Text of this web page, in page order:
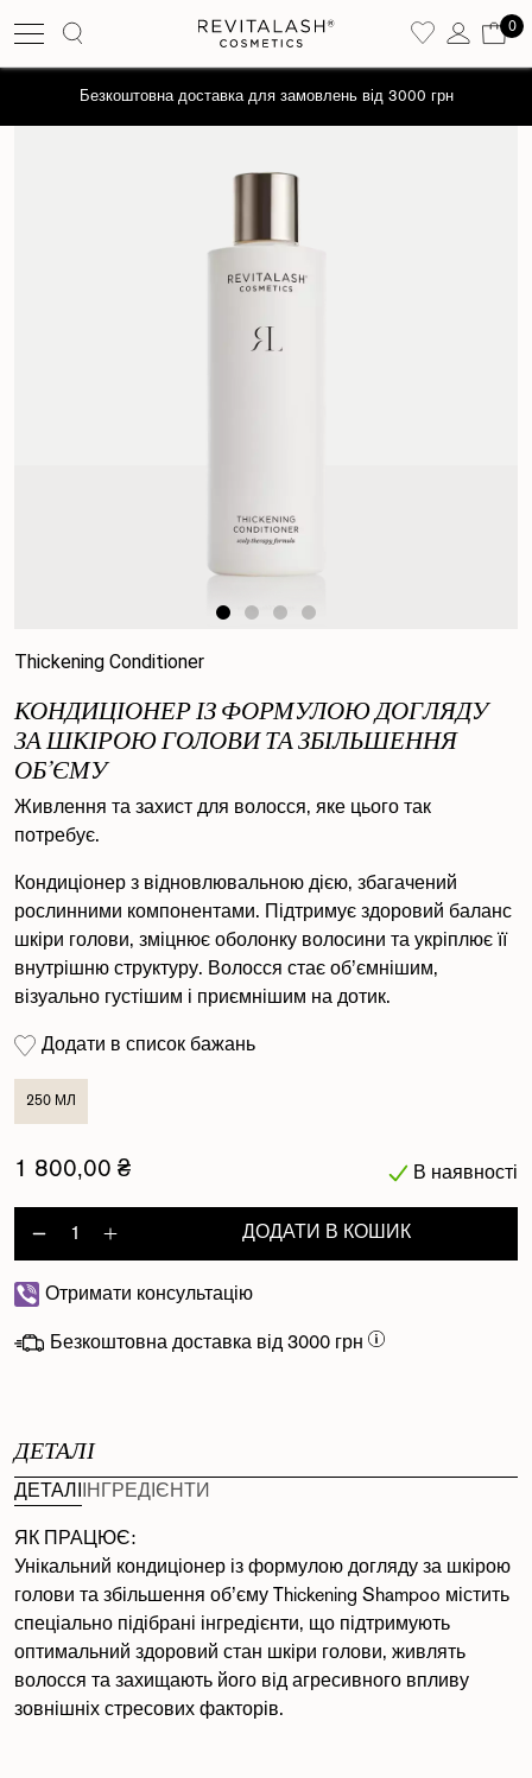
0
Безкоштовна доставка для замовлень від 3000 грн
Thickening Conditioner
КОНДИЦІОНЕР ІЗ ФОРМУЛОЮ ДОГЛЯДУ
ЗА ШКІРОЮ ГОЛОВИ ТА ЗБІЛЬШЕННЯ
ОБ’ЄМУ
Живлення та захист для волосся, яке цього так
потребує.
Кондиціонер з відновлювальною дією, збагачений
рослинними компонентами. Підтримує здоровий баланс
шкіри голови, зміцнює оболонку волосини та укріплює її
внутрішню структуру. Волосся стає об’ємнішим,
візуально густішим і приємнішим на дотик.
Додати в список бажань
250 МЛ
1 800,00 ₴ В наявності
Decrease quantity for Length
Increase quantity for Length
ДОДАТИ В КОШИК
Отримати консультацію
Безкоштовна доставка від 3000 грн
ДЕТАЛІ
ДЕТАЛІ ІНГРЕДІЄНТИ
ЯК ПРАЦЮЄ:
Унікальний кондиціонер із формулою догляду за шкірою
голови та збільшення об’єму Thickening Shampoo містить
спеціально підібрані інгредієнти, що підтримують
оптимальний здоровий стан шкіри голови, живлять
волосся та захищають його від агресивного впливу
зовнішніх стресових факторів.